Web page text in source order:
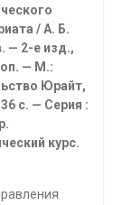
/ А. Б.
— 2-е изд.,
— М.:
Юрайт,
с. — Серия :
курс.